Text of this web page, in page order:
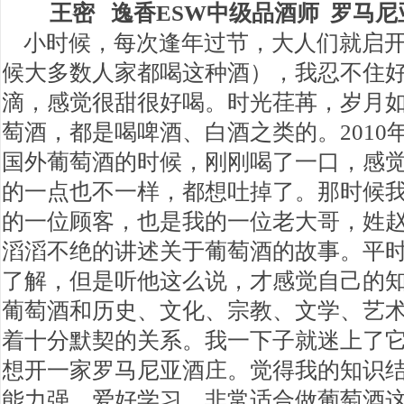
王密 逸香ESW中级品酒师 罗马尼
小时候，每次逢年过节，大人们就启
候大多数人家都喝这种酒），我忍不住
滴，感觉很甜很好喝。时光荏苒，岁月
萄酒，都是喝啤酒、白酒之类的。2010
国外葡萄酒的时候，刚刚喝了一口，感
的一点也不一样，都想吐掉了。那时候
的一位顾客，也是我的一位老大哥，姓
滔滔不绝的讲述关于葡萄酒的故事。平
了解，但是听他这么说，才感觉自己的
葡萄酒和历史、文化、宗教、文学、艺
着十分默契的关系。我一下子就迷上了
想开一家罗马尼亚酒庄。觉得我的知识